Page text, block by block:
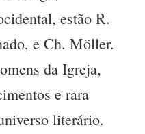
estão R.
e Ch. Möller.
da Igreja,
e rara
literário.